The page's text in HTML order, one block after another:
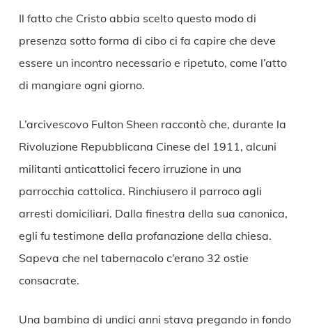
Il fatto che Cristo abbia scelto questo modo di
presenza sotto forma di cibo ci fa capire che deve
essere un incontro necessario e ripetuto, come l’atto
di mangiare ogni giorno.
L’arcivescovo Fulton Sheen raccontò che, durante la
Rivoluzione Repubblicana Cinese del 1911, alcuni
militanti anticattolici fecero irruzione in una
parrocchia cattolica. Rinchiusero il parroco agli
arresti domiciliari. Dalla finestra della sua canonica,
egli fu testimone della profanazione della chiesa.
Sapeva che nel tabernacolo c’erano 32 ostie
consacrate.
Una bambina di undici anni stava pregando in fondo